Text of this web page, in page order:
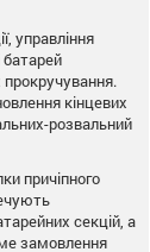
управління
батарей
кінцевих
розвальний
причіпного
секцій, а
замовлення